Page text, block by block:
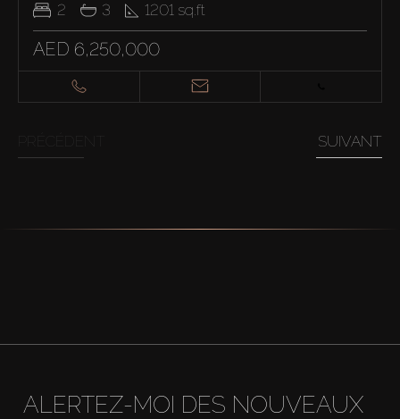
2
3 1201 sq.ft
AED 6,250,000
SUIVANT
ALERTEZ-MOI DES NOUVEAUX